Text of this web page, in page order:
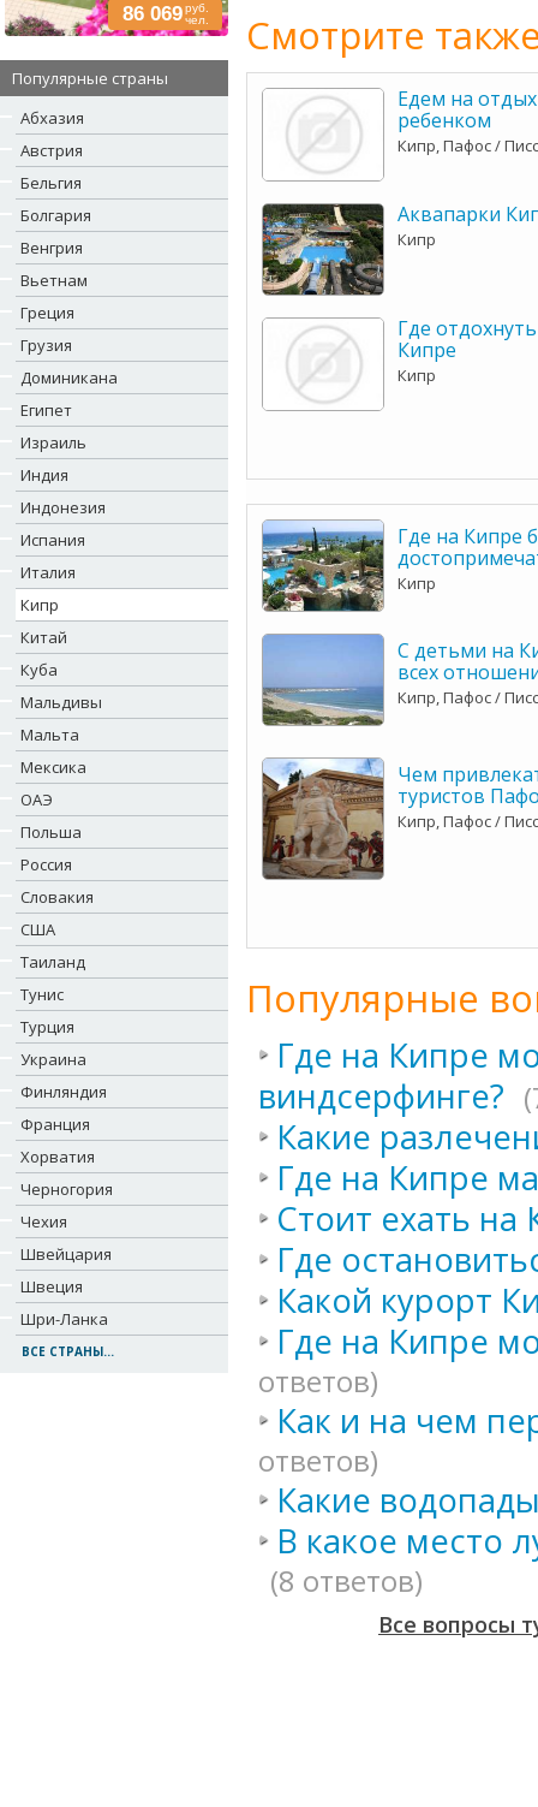
86 069руб.
чел.
Популярные страны
Абхазия
Австрия
Бельгия
Болгария
Венгрия
Вьетнам
Греция
Грузия
Доминикана
Египет
Израиль
Индия
Индонезия
Испания
Италия
Кипр
Китай
Куба
Мальдивы
Мальта
Мексика
ОАЭ
Польша
Россия
Словакия
США
Таиланд
Тунис
Турция
Украина
Финляндия
Франция
Хорватия
Черногория
Чехия
Швейцария
Швеция
Шри-Ланка
ВСЕ СТРАНЫ...
Смотрите
Едем на
ребенком
Кипр, Пафос /
Аквапарки
Кипр
Где
Кипре
Кипр
Где на Кипре
Кипр
С детьми на
всех
Кипр, Пафос /
Чем
туристов
Кипр, Пафос /
Популярные
Где на Кипре
виндсерфинге?
Какие
Где на Кипре
Стоит ехать на
Где
Какой курорт
Где на Кипре
ответов)
Как и на чем
ответов)
Какие
В какое место
(8 ответов)
Все вопросы